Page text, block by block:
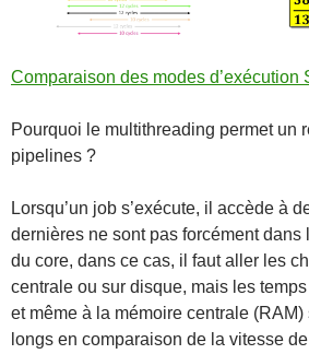
Comparaison des modes d’exécution
Pourquoi le multithreading permet un
pipelines ?
Lorsqu’un job s’exécute, il accède à
dernières ne sont pas forcément dans
du core, dans ce cas, il faut aller les
centrale ou sur disque, mais les
et même à la mémoire centrale
longs en comparaison de la vitesse